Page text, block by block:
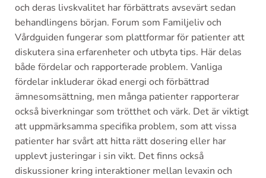
och deras livskvalitet har förbättrats avsevärt sedan
behandlingens början. Forum som Familjeliv och
Vårdguiden fungerar som plattformar för patienter att
diskutera sina erfarenheter och utbyta tips. Här delas
både fördelar och rapporterade problem. Vanliga
fördelar inkluderar ökad energi och förbättrad
ämnesomsättning, men många patienter rapporterar
också biverkningar som trötthet och värk. Det är viktigt
att uppmärksamma specifika problem, som att vissa
patienter har svårt att hitta rätt dosering eller har
upplevt justeringar i sin vikt. Det finns också
diskussioner kring interaktioner mellan levaxin och